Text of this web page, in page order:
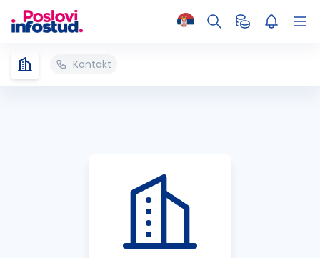
Kontakt